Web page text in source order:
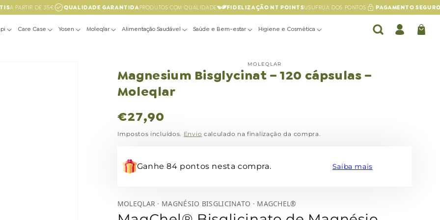
A PARTIR DE 35€ QUALIDADE GARANTIDAPRODUTOS COM QUALIDADE FIDELIZAÇÃO NT POINTSUSUFRUA DOS PONTOS PAGAMENTO SEGURO
Care Case Yosen Moleqlar Alimentação Saudável Saúde e Bem-estar Higiene e Cosmética Conta Carrinho
MOLEQLAR
Magnesium Bisglycinat – 120 cápsulas –
Moleqlar
Preço
normal
€27,90
Impostos incluídos. Envio calculado na finalização da compra.
Ganhe 84 pontos nesta compra. Saiba mais
MOLEQLAR · MAGNÉSIO BISGLICINATO · MAGCHEL®